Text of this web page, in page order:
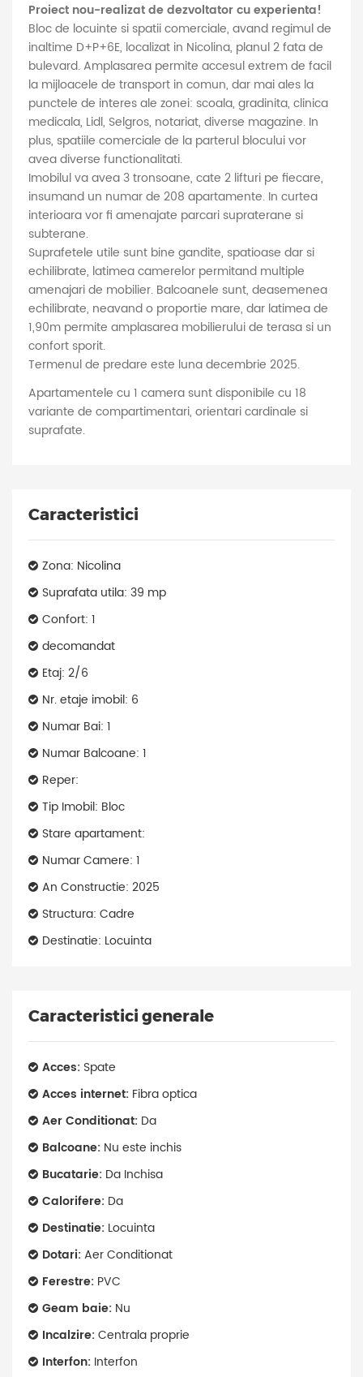
Proiect nou-realizat de dezvoltator cu experienta!
Bloc de locuinte si spatii comerciale, avand regimul de
inaltime D+P+6E, localizat in Nicolina, planul 2 fata de
bulevard. Amplasarea permite accesul extrem de facil
la mijloacele de transport in comun, dar mai ales la
punctele de interes ale zonei: scoala, gradinita, clinica
medicala, Lidl, Selgros, notariat, diverse magazine. In
plus, spatiile comerciale de la parterul blocului vor
avea diverse functionalitati.
Imobilul va avea 3 tronsoane, cate 2 lifturi pe fiecare,
insumand un numar de 208 apartamente. In curtea
interioara vor fi amenajate parcari supraterane si
subterane.
Suprafetele utile sunt bine gandite, spatioase dar si
echilibrate, latimea camerelor permitand multiple
amenajari de mobilier. Balcoanele sunt, deasemenea
echilibrate, neavand o proportie mare, dar latimea de
1,90m permite amplasarea mobilierului de terasa si un
confort sporit.
Termenul de predare este luna decembrie 2025.
Apartamentele cu 1 camera sunt disponibile cu 18
variante de compartimentari, orientari cardinale si
suprafate.
Caracteristici
Zona: Nicolina
Suprafata utila: 39 mp
Confort: 1
decomandat
Etaj: 2/6
Nr. etaje imobil: 6
Numar Bai: 1
Numar Balcoane: 1
Reper:
Tip Imobil: Bloc
Stare apartament:
Numar Camere: 1
An Constructie: 2025
Structura: Cadre
Destinatie: Locuinta
Caracteristici generale
Acces: Spate
Acces internet: Fibra optica
Aer Conditionat: Da
Balcoane: Nu este inchis
Bucatarie: Da Inchisa
Calorifere: Da
Destinatie: Locuinta
Dotari:Aer Conditionat
Ferestre: PVC
Geam baie: Nu
Incalzire:Centrala proprie
Interfon: Interfon